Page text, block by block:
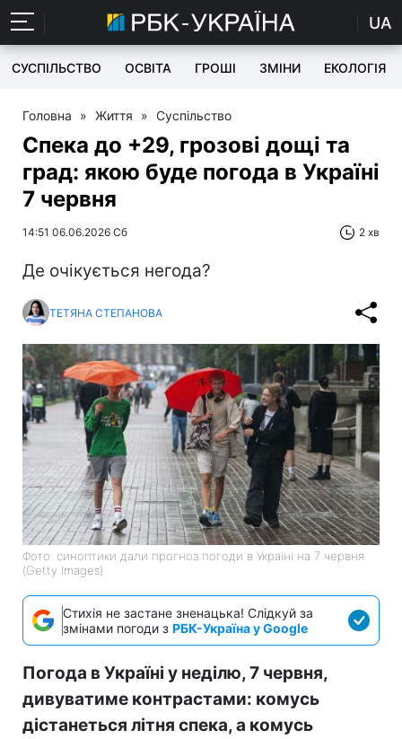
UA
СУСПІЛЬСТВО ОСВІТА ГРОШІ ЗМІНИ ЕКОЛОГІЯ
Головна » Життя » Суспільство
Спека до +29, грозові дощі та
град: якою буде погода в Україні
7 червня
14:51 06.06.2026 Сб 2 хв
Де очікується негода?
ТЕТЯНА СТЕПАНОВА
Фото: синоптики дали прогноз погоди в Україні на 7 червня
(Getty Images)
Стихія не застане зненацька! Слідкуй за
змінами погоди з РБК-Україна у Google
Погода в Україні у неділю, 7 червня,
дивуватиме контрастами: комусь
дістанеться літня спека, а комусь